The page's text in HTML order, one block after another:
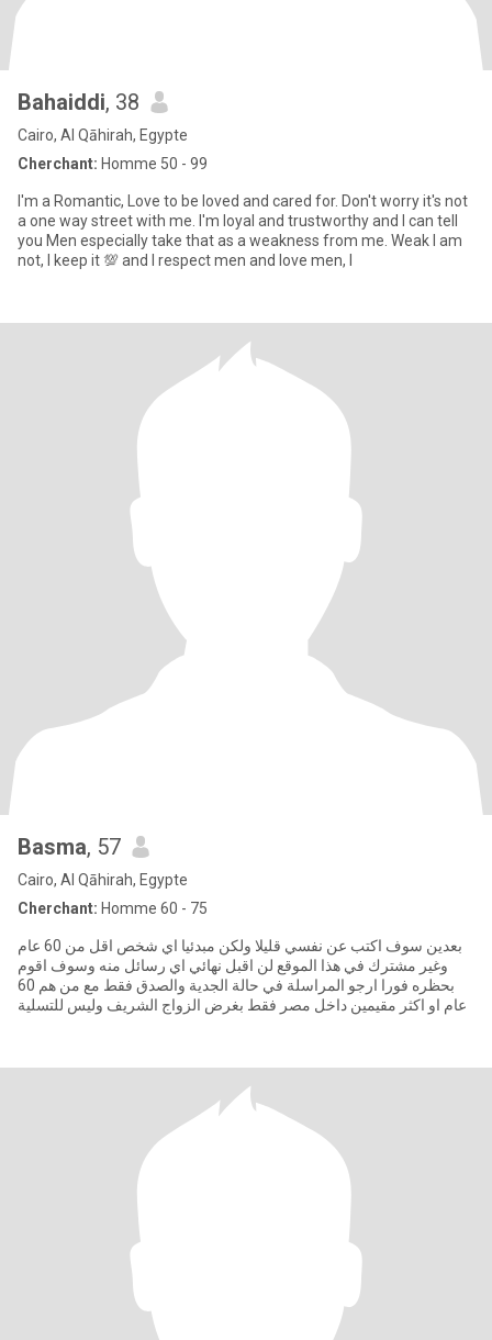
Bahaiddi, 38
Cairo, Al Qāhirah, Egypte
Cherchant: Homme 50 - 99
I'm a Romantic, Love to be loved and cared for. Don't worry it's not
a one way street with me. I'm loyal and trustworthy and I can tell
you Men especially take that as a weakness from me. Weak I am
not, I keep it 💯 and I respect men and love men, I
Basma, 57
Cairo, Al Qāhirah, Egypte
Cherchant: Homme 60 - 75
بعدين سوف اكتب عن نفسي قليلا ولكن مبدئيا اي شخص اقل من 60 عام
وغير مشترك في هذا الموقع لن اقبل نهائي اي رسائل منه وسوف اقوم
بحظره فورا ارجو المراسلة في حالة الجدية والصدق فقط مع من هم 60
عام او اكثر مقيمين داخل مصر فقط بغرض الزواج الشريف وليس للتسلية